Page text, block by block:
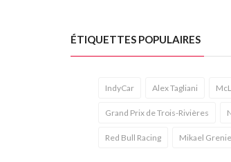
ÉTIQUETTES POPULAIRES
IndyCar Alex Tagliani
Grand Prix de Trois-Rivières
Red Bull Racing Mikael